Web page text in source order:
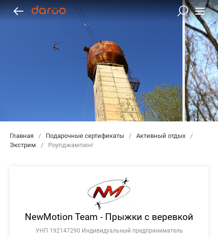
Главная / Подарочные сертификаты / Активный отдых
/
Экстрим
/ Роупджампинг
NewMotion Team - Прыжки с веревкой
УНП 192147290 Индивидуальный предприниматель